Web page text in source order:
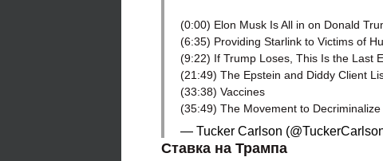
(0:00) Elon Musk Is All in on Donald
(6:35) Providing Starlink to Victims of
(9:22) If Trump Loses, This Is the Last
(21:49) The Epstein and Diddy Client
(33:38) Vaccines
(35:49) The Movement to
— Tucker Carlson
Ставка на Трампа